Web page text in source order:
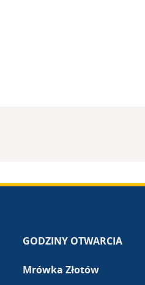
GODZINY OTWARCIA
Mrówka Złotów